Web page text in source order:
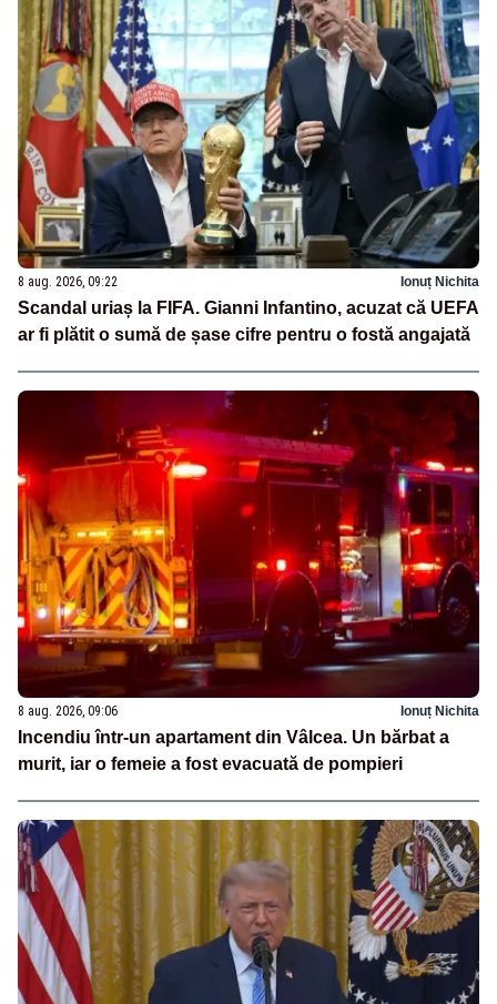
8 aug. 2026, 09:22 Ionuț Nichita
Scandal uriaș la FIFA. Gianni Infantino, acuzat că UEFA
ar fi plătit o sumă de șase cifre pentru o fostă angajată
8 aug. 2026, 09:06 Ionuț Nichita
Incendiu într-un apartament din Vâlcea. Un bărbat a
murit, iar o femeie a fost evacuată de pompieri